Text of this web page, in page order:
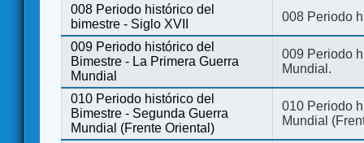
008 Periodo histórico del
bimestre - Siglo XVII
008 Periodo
009 Periodo histórico del
Bimestre - La Primera Guerra
Mundial
009 Periodo
Mundial.
010 Periodo histórico del
Bimestre - Segunda Guerra
Mundial (Frente Oriental)
010 Periodo
Mundial